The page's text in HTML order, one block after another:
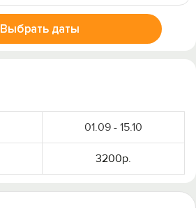
Выбрать даты
01.09 - 15.10
3200р.